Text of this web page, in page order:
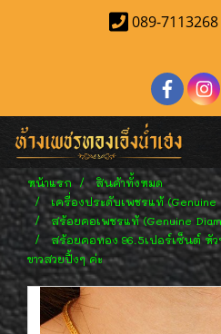
089-
หน้าแรก
สินค้าทั้งหมด
เครื่องประดับเพชรแท้ (Genuine
สร้อยคอเพชรแท้ (Genuine
สร้อยคอทอง 96.5เปอร์เซ็นต์ หั
ขาวสวยปิ้งๆ ค่ะ